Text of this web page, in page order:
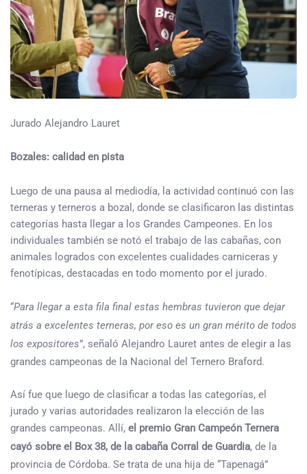
Jurado Alejandro Lauret
Bozales: calidad en pista
Luego de una pausa al mediodía, la actividad continuó con las
terneras y terneros a bozal, donde se clasificaron las distintas
categorías hasta llegar a los Grandes Campeones. En los
individuales también se notó el trabajo de las cabañas, con
animales logrados con excelentes cualidades carniceras y
fenotípicas, destacadas en todo momento por el jurado.
“Para llegar a esta fila final estas hembras tuvieron que dejar
atrás a excelentes terneras, por eso es un gran mérito de todos
los expositores”, señaló Alejandro Lauret antes de elegir a las
grandes campeonas de la Nacional del Ternero Braford.
Así fue que luego de clasificar a todas las categorías, el
jurado y varias autoridades realizaron la elección de las
grandes campeonas. Allí, el premio Gran Campeón Ternera
cayó sobre el Box 38, de la cabaña Corral de Guardia, de la
provincia de Córdoba. Se trata de una hija de “Tapenagá”